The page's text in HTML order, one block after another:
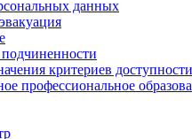
данных
критериев
профессиональное